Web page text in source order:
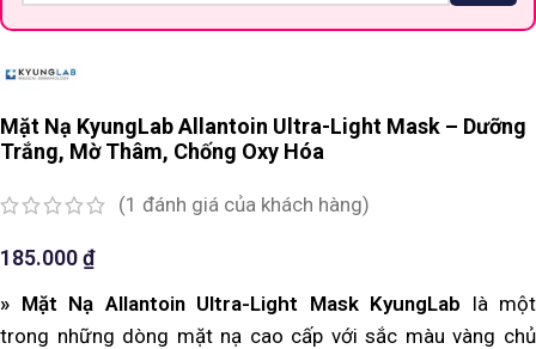
Mặt Nạ KyungLab Allantoin Ultra-Light Mask – Dưỡng
Trắng, Mờ Thâm, Chống Oxy Hóa
(1 đánh giá của khách hàng)
185.000₫
» Mặt Nạ Allantoin Ultra-Light Mask KyungLab là một
trong những dòng mặt nạ cao cấp với sắc màu vàng chủ